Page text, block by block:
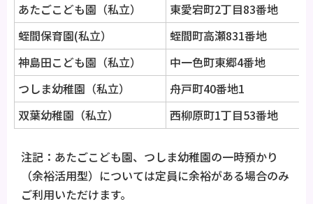
あたごこども園（私立）
東愛宕町2丁目83番地
蛭間保育園(私立）
蛭間町高瀬831番地
神島田こども園（私立）
中一色町東郷4番地
つしま幼稚園（私立）
舟戸町40番地1
双葉幼稚園（私立）
西柳原町1丁目53番地
注記：あたごこども園、つしま幼稚園の一時預かり
（余裕活用型）については定員に余裕がある場合のみ
ご利用いただけます。